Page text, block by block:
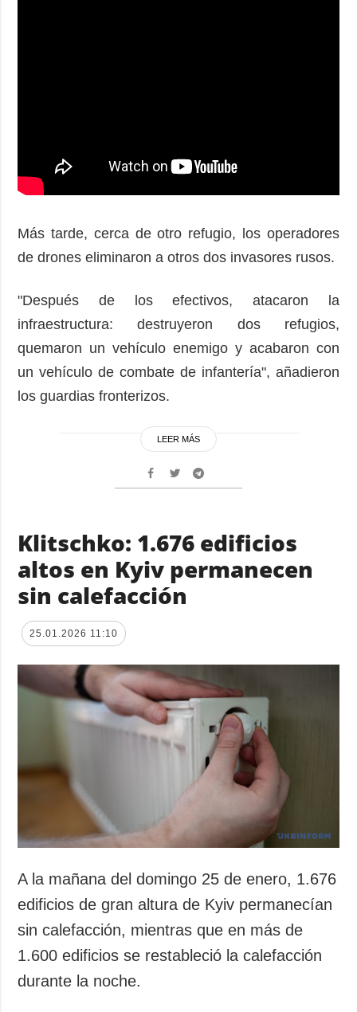
Más tarde, cerca de otro refugio, los operadores
de drones eliminaron a otros dos invasores rusos.
"Después de los efectivos, atacaron la
infraestructura: destruyeron dos refugios,
quemaron un vehículo enemigo y acabaron con
un vehículo de combate de infantería", añadieron
los guardias fronterizos.
LEER MÁS
Klitschko: 1.676 edificios
altos en Kyiv permanecen
sin calefacción
25.01.2026 11:10
A la mañana del domingo 25 de enero, 1.676
edificios de gran altura de Kyiv permanecían
sin calefacción, mientras que en más de
1.600 edificios se restableció la calefacción
durante la noche.